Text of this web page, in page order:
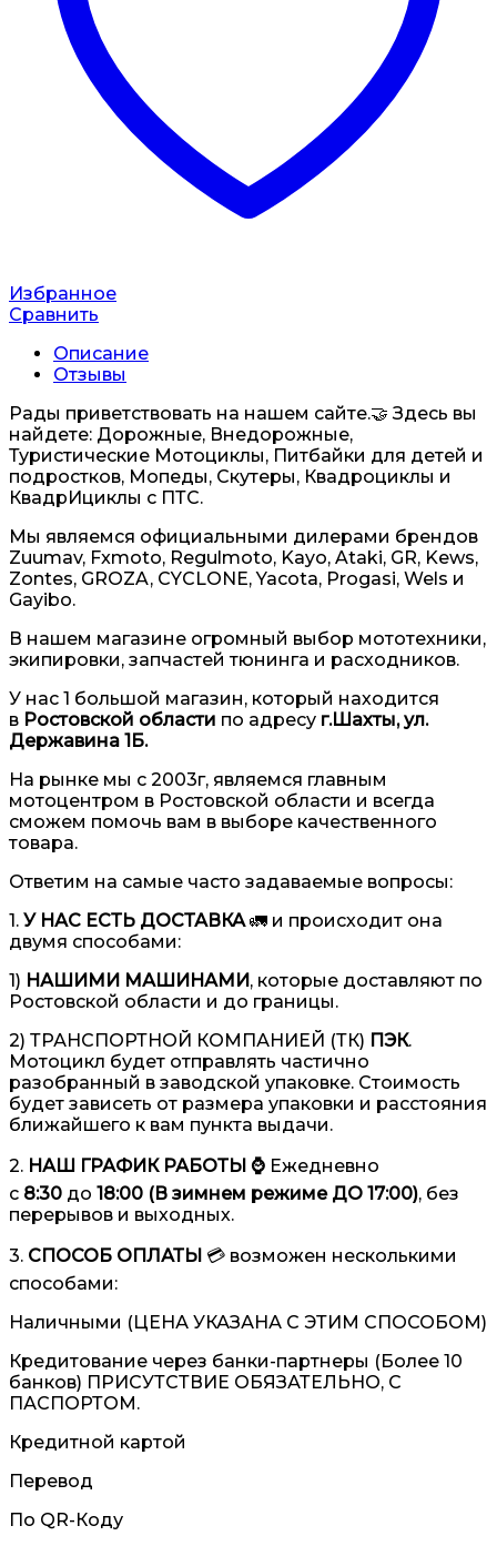
Избранное
Сравнить
Описание
Отзывы
Рады приветствовать на нашем сайте.🤝 Здесь вы
найдете: Дорожные, Внедорожные,
Туристические Мотоциклы, Питбайки для детей и
подростков, Мопеды, Скутеры, Квадроциклы и
КвадрИциклы с ПТС.
Мы являемся официальными дилерами брендов
Zuumav, Fxmoto, Regulmoto, Kayo, Ataki, GR, Kews,
Zontes, GROZA, CYCLONE, Yacota, Progasi, Wels и
Gayibo.
В нашем магазине огромный выбор мототехники,
экипировки, запчастей тюнинга и расходников.
У нас 1 большой магазин, который находится
в Ростовской области по адресу г.Шахты, ул.
Державина 1Б.
На рынке мы с 2003г, являемся главным
мотоцентром в Ростовской области и всегда
сможем помочь вам в выборе качественного
товара.
Ответим на самые часто задаваемые вопросы:
1. У НАС ЕСТЬ ДОСТАВКА🚛 и происходит она
двумя способами:
1) НАШИМИ МАШИНАМИ, которые доставляют по
Ростовской области и до границы.
2) ТРАНСПОРТНОЙ КОМПАНИЕЙ (ТК) ПЭК.
Мотоцикл будет отправлять частично
разобранный в заводской упаковке. Стоимость
будет зависеть от размера упаковки и расстояния
ближайшего к вам пункта выдачи.
2. НАШ ГРАФИК РАБОТЫ ⌚️ Ежедневно
с 8:30 до 18:00 (В зимнем режиме ДО 17:00), без
перерывов и выходных.
3. СПОСОБ ОПЛАТЫ 💳 возможен несколькими
способами:
Наличными (ЦЕНА УКАЗАНА С ЭТИМ СПОСОБОМ)
Кредитование через банки-партнеры (Более 10
банков) ПРИСУТСТВИЕ ОБЯЗАТЕЛЬНО, С
ПАСПОРТОМ.
Кредитной картой
Перевод
По QR-Коду